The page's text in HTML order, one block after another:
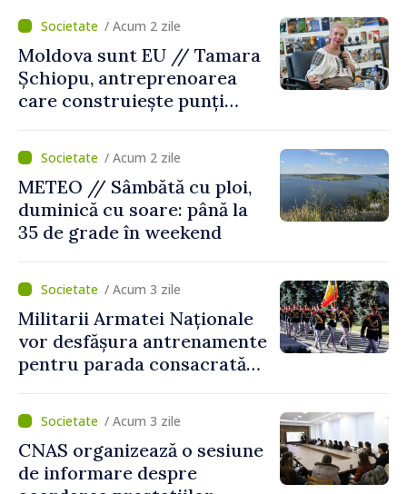
normale
/ Acum 2 zile
Moldova sunt EU // Tamara
Șchiopu, antreprenoarea
care construiește punți
Republica Moldova
/ Acum 2 zile
METEO // Sâmbătă cu ploi,
duminică cu soare: până la
35 de grade în weekend
/ Acum 3 zile
Militarii Armatei Naționale
vor desfășura antrenamente
pentru parada consacrată
/ Acum 3 zile
CNAS organizează o sesiune
de informare despre